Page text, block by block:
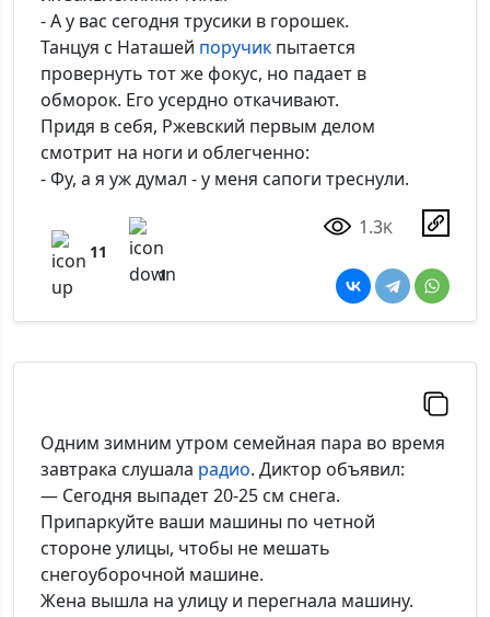
- А у вас сегодня трусики в горошек.
Танцуя с Наташей поручик пытается
провернуть тот же фокус, но падает в
обморок. Его усердно откачивают.
Придя в себя, Ржевский первым делом
смотрит на ноги и облегченно:
- Фу, а я уж думал - у меня сапоги треснули.
11
1
1.3K
Одним зимним утром семейная пара во время
завтрака слушала радио. Диктор объявил:
— Сегодня выпадет 20-25 см снега.
Припаркуйте ваши машины по четной
стороне улицы, чтобы не мешать
снегоуборочной машине.
Жена вышла на улицу и перегнала машину.